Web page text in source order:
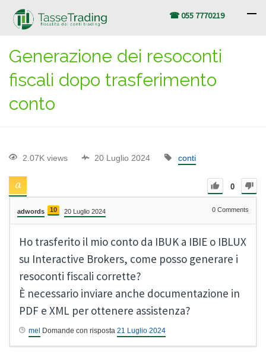
☎ 055 7770219
Generazione dei resoconti
fiscali dopo trasferimento
conto
2.07K views 20 Luglio 2024 conti
0
adwords 10 20 Luglio 2024 0 Comments
Ho trasferito il mio conto da IBUK a IBIE o IBLUX
su Interactive Brokers, come posso generare i
resoconti fiscali corrette?
È necessario inviare anche documentazione in
PDF e XML per ottenere assistenza?
mel Domande con risposta 21 Luglio 2024